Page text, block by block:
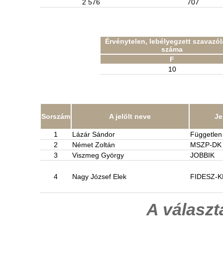
2 576 707
Érvénytelen, lebélyegzett
száma
F
10
Sorszám A jelölt neve
1 Lázár Sándor
2
Német Zoltán
MSZP-DK
3
Viszmeg György JOBBIK
4 Nagy József Elek FIDESZ-
A